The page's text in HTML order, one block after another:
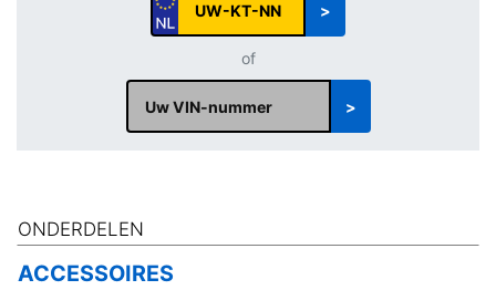
>
of
>
ONDERDELEN
ACCESSOIRES